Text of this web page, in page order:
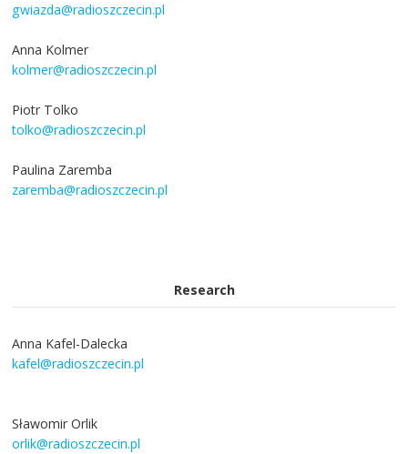
gwiazda@radioszczecin.pl
Anna Kolmer
kolmer@radioszczecin.pl
Piotr Tolko
tolko@radioszczecin.pl
Paulina Zaremba
zaremba@radioszczecin.pl
Research
Anna Kafel-Dalecka
kafel@radioszczecin.pl
Sławomir Orlik
orlik@radioszczecin.pl